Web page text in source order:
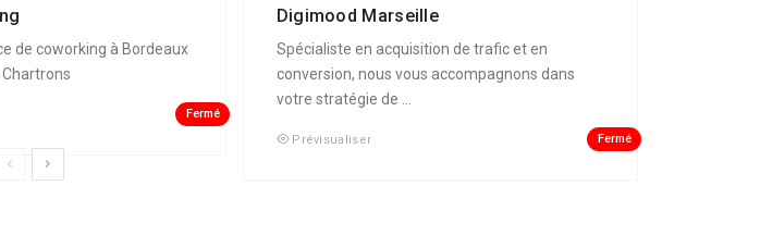
de coworking à Bordeaux
Fermé
Digimood Marseille
Spécialiste en acquisition de trafic et en
conversion, nous vous accompagnons dans
votre stratégie de ...
Prévisualiser Fermé